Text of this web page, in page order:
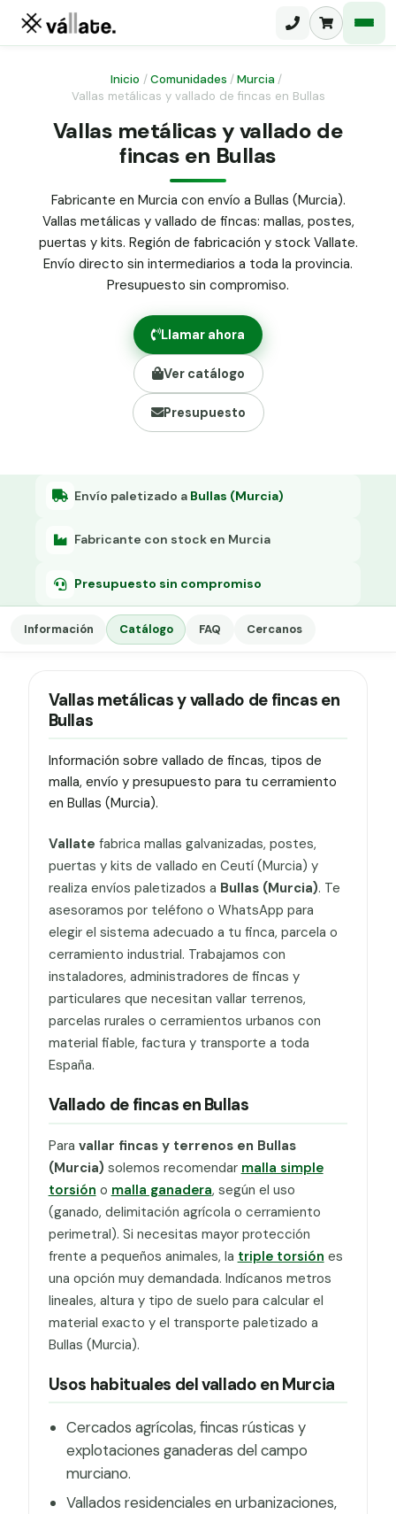
Malla ganadera
Malla simple torsión
Malla triple torsión
Panel malla H.
Puerta abatible dos hojas
Puerta acceso peatonal
Poste malla Hércules
Poste malla simple torsión
Alambre de espino galvanizado
Alambre liso galvanizado
Malla ocultación 70 g/m² verde
Abrazadera PVC malla H.
Grapa malla H.
Inicio /Comunidades /Murcia /
Vallas metálicas y vallado de fincas en Bullas
Vallas metálicas y vallado de
fincas en Bullas
Fabricante en Murcia con envío a Bullas (Murcia).
Vallas metálicas y vallado de fincas: mallas, postes,
puertas y kits. Región de fabricación y stock Vallate.
Envío directo sin intermediarios a toda la provincia.
Presupuesto sin compromiso.
Llamar ahora
Ver catálogo
Presupuesto
Envío paletizado a Bullas (Murcia)
Fabricante con stock en Murcia
Presupuesto sin compromiso
Información Catálogo FAQ Cercanos
Vallas metálicas y vallado de fincas en
Bullas
Información sobre vallado de fincas, tipos de
malla, envío y presupuesto para tu cerramiento
en Bullas (Murcia).
Vallate fabrica mallas galvanizadas, postes,
puertas y kits de vallado en Ceutí (Murcia) y
realiza envíos paletizados a Bullas (Murcia). Te
asesoramos por teléfono o WhatsApp para
elegir el sistema adecuado a tu finca, parcela o
cerramiento industrial. Trabajamos con
instaladores, administradores de fincas y
particulares que necesitan vallar terrenos,
parcelas rurales o cerramientos urbanos con
material fiable, factura y transporte a toda
España.
Vallado de fincas en Bullas
Para vallar fincas y terrenos en Bullas
(Murcia) solemos recomendar malla simple
torsión o malla ganadera, según el uso
(ganado, delimitación agrícola o cerramiento
perimetral). Si necesitas mayor protección
frente a pequeños animales, la triple torsión es
una opción muy demandada. Indícanos metros
lineales, altura y tipo de suelo para calcular el
material exacto y el transporte paletizado a
Bullas (Murcia).
Usos habituales del vallado en Murcia
Cercados agrícolas, fincas rústicas y
explotaciones ganaderas del campo
murciano.
Vallados residenciales en urbanizaciones,